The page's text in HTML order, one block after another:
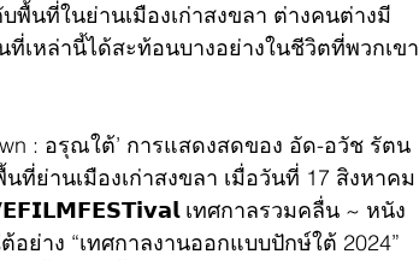
พื้นที่ในย่านเมืองเก่าสงขลา ต่างคนต่างมี
เหล่านี้ได้สะท้อนบางอย่างในชีวิตที่พวกเขา
: อรุณใต้’ การแสดงสดของ อัด-อวัช รัตน
ย่านเมืองเก่าสงขลา เมื่อวันที่ 17 สิงหาคม
เทศกาลรวมคลื่น ~ หนัง
ย่าง “เทศกาลงานออกแบบปักษ์ใต้ 2024”